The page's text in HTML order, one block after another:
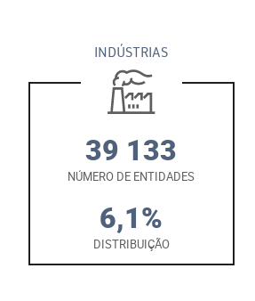
INDÚSTRIAS
39 133
NÚMERO DE ENTIDADES
6,1%
DISTRIBUIÇÃO